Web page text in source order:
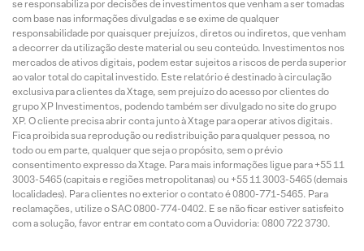
se responsabiliza por decisões de investimentos que venham a ser tomadas
com base nas informações divulgadas e se exime de qualquer
responsabilidade por quaisquer prejuízos, diretos ou indiretos, que venham
a decorrer da utilização deste material ou seu conteúdo. Investimentos nos
mercados de ativos digitais, podem estar sujeitos a riscos de perda superior
ao valor total do capital investido. Este relatório é destinado à circulação
exclusiva para clientes da Xtage, sem prejuízo do acesso por clientes do
grupo XP Investimentos, podendo também ser divulgado no site do grupo
XP. O cliente precisa abrir conta junto à Xtage para operar ativos digitais.
Fica proibida sua reprodução ou redistribuição para qualquer pessoa, no
todo ou em parte, qualquer que seja o propósito, sem o prévio
consentimento expresso da Xtage. Para mais informações ligue para +55 11
3003-5465 (capitais e regiões metropolitanas) ou +55 11 3003-5465 (demais
localidades). Para clientes no exterior o contato é 0800-771-5465. Para
reclamações, utilize o SAC 0800-774-0402. E se não ficar estiver satisfeito
com a solução, favor entrar em contato com a Ouvidoria: 0800 722 3730.